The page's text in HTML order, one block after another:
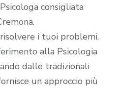
consigliata
i tuoi problemi.
alla Psicologia
dalle tradizionali
un approccio più